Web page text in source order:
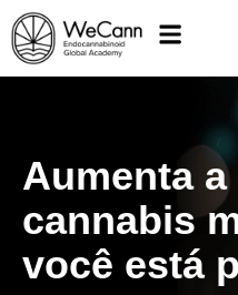
Aumenta
cannabis
você está